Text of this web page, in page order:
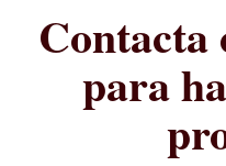
Contacta
para